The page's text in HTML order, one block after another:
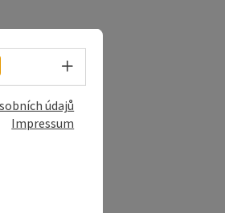
Volba jazyka - Otevřít menu
údajů
Impressum